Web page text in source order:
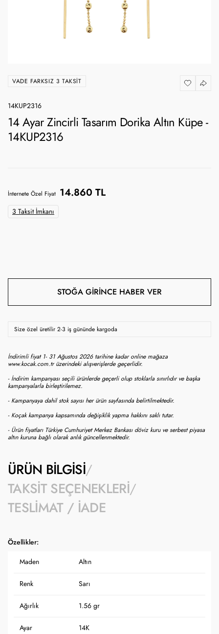
VADE FARKSIZ 3 TAKSIT
14KUP2316
14 Ayar Zincirli Tasarım Dorika Altın Küpe -
14KUP2316
İnternete Özel Fiyat 14.860 TL
3 Taksit İmkanı
STOĞA GIRINCE HABER VER
Size özel üretilir 2-3 iş gününde kargoda
İndirimli fiyat 1- 31 Ağustos 2026 tarihine kadar online mağaza
www.kocak.com.tr üzerindeki alışverişlerde geçerlidir.
- İndirim kampanyası seçili ürünlerde geçerli olup stoklarla sınırlıdır ve başka
kampanyalarla birleştirilemez.
- Kampanyaya dahil stok sayısı her ürün sayfasında belirtilmektedir.
- Koçak kampanya kapsamında değişiklik yapma hakkını saklı tutar.
- Ürün fiyatları Türkiye Cumhuriyet Merkez Bankası döviz kuru ve serbest piyasa
altın kuruna bağlı olarak anlık güncellenmektedir.
ÜRÜN BILGISI
TAKSIT SEÇENEKLERI
TESLIMAT / İADE
Özellikler:
Maden Altın
Renk Sarı
Ağırlık 1.56 gr
Ayar 14K